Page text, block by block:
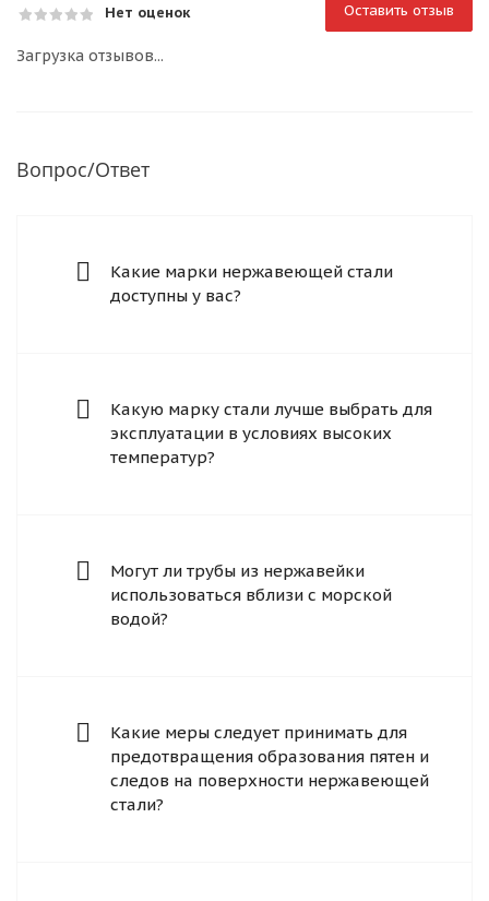
Нет оценок Оставить отзыв
Загрузка отзывов...
Вопрос/Ответ
Какие марки нержавеющей стали
доступны у вас?
Какую марку стали лучше выбрать для
эксплуатации в условиях высоких
температур?
Могут ли трубы из нержавейки
использоваться вблизи с морской
водой?
Какие меры следует принимать для
предотвращения образования пятен и
следов на поверхности нержавеющей
стали?